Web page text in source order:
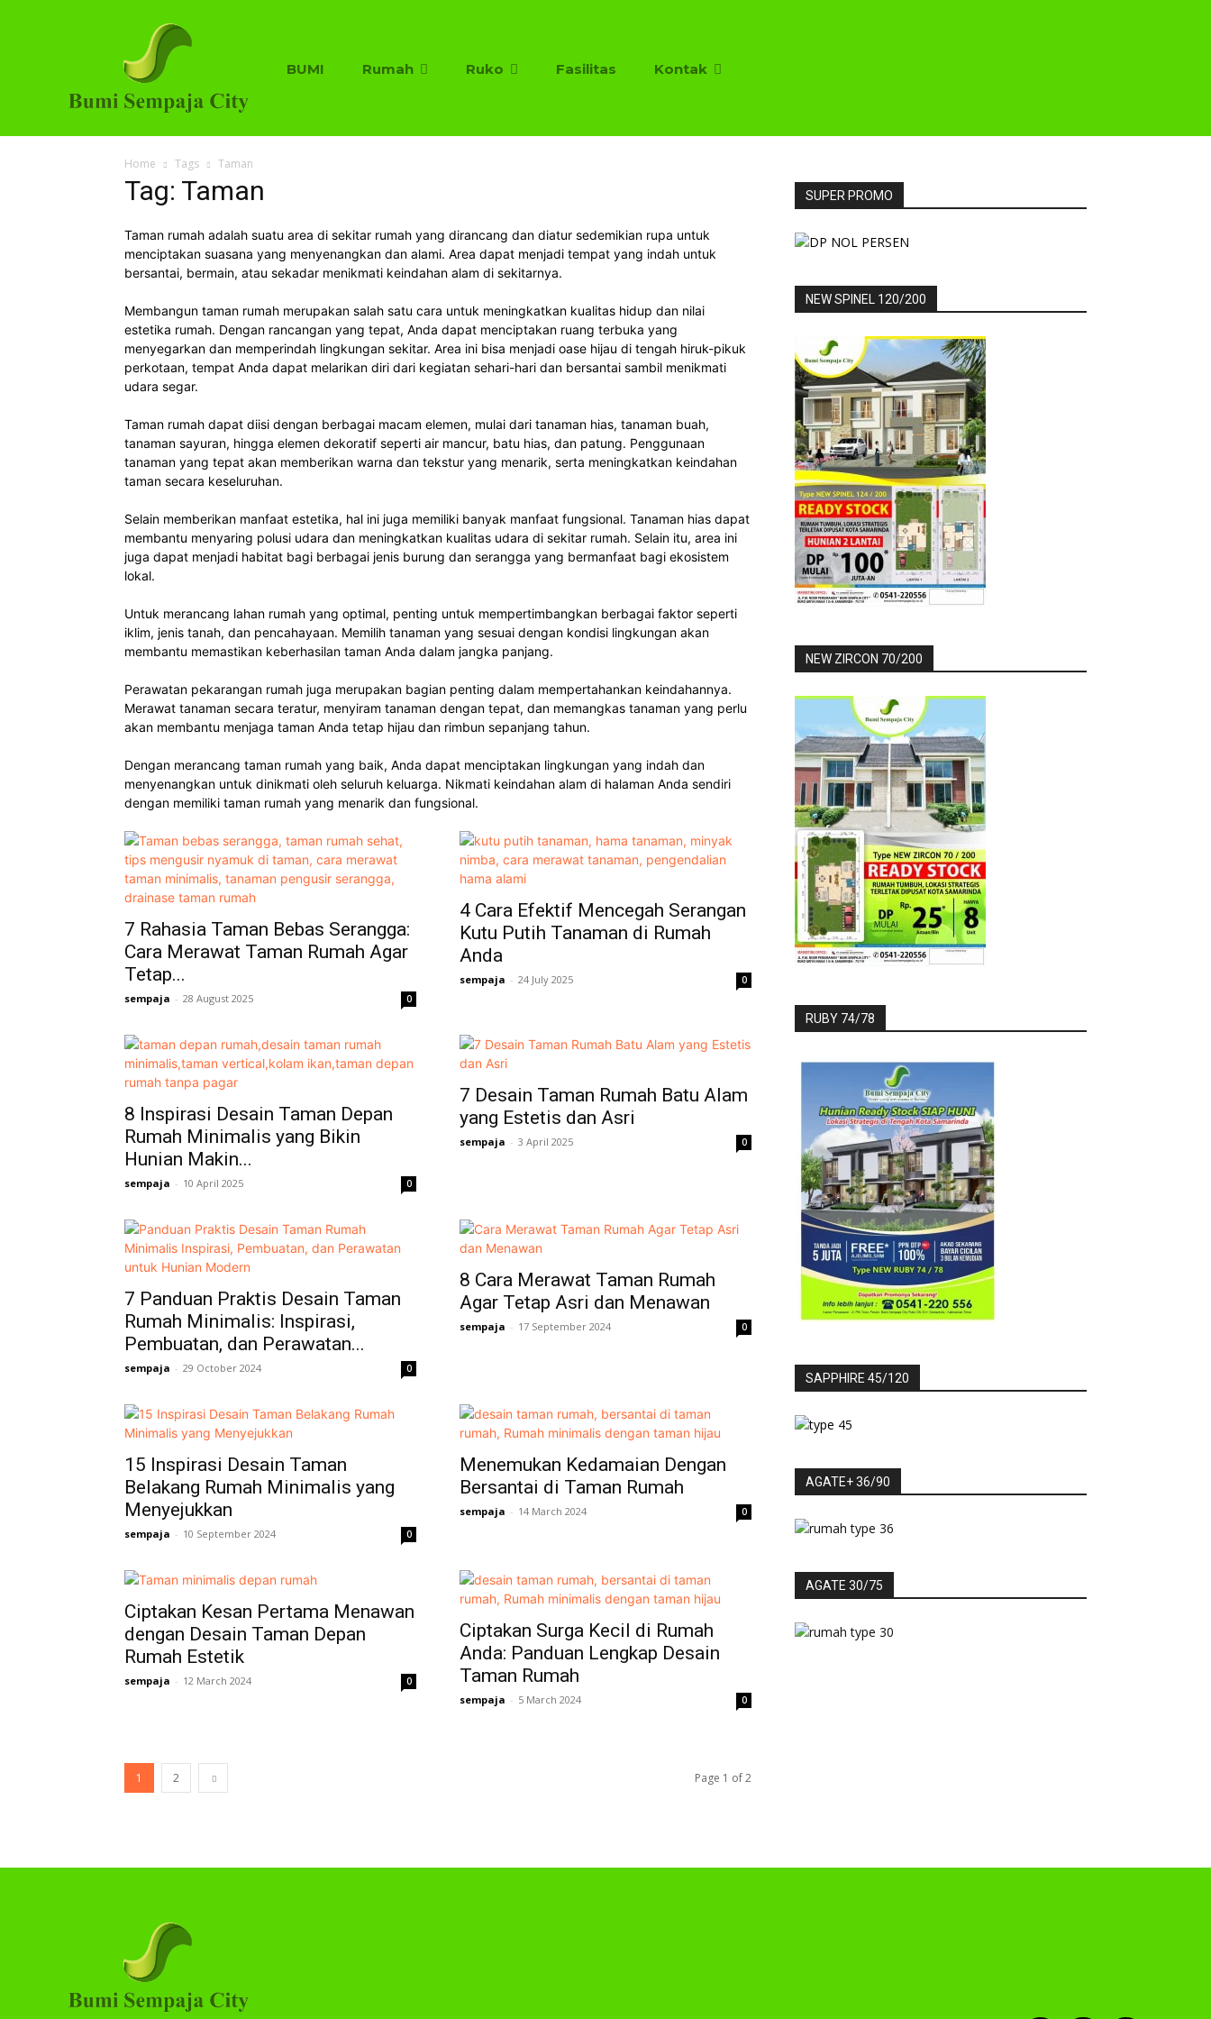
BUMI Rumah Ruko Fasilitas Kontak
Home Tags Taman
Tag: Taman
Taman rumah adalah suatu area di sekitar rumah yang dirancang dan diatur sedemikian rupa untuk
menciptakan suasana yang menyenangkan dan alami. Area dapat menjadi tempat yang indah untuk
bersantai, bermain, atau sekadar menikmati keindahan alam di sekitarnya.
Membangun taman rumah merupakan salah satu cara untuk meningkatkan kualitas hidup dan nilai
estetika rumah. Dengan rancangan yang tepat, Anda dapat menciptakan ruang terbuka yang
menyegarkan dan memperindah lingkungan sekitar. Area ini bisa menjadi oase hijau di tengah hiruk-pikuk
perkotaan, tempat Anda dapat melarikan diri dari kegiatan sehari-hari dan bersantai sambil menikmati
udara segar.
Taman rumah dapat diisi dengan berbagai macam elemen, mulai dari tanaman hias, tanaman buah,
tanaman sayuran, hingga elemen dekoratif seperti air mancur, batu hias, dan patung. Penggunaan
tanaman yang tepat akan memberikan warna dan tekstur yang menarik, serta meningkatkan keindahan
taman secara keseluruhan.
Selain memberikan manfaat estetika, hal ini juga memiliki banyak manfaat fungsional. Tanaman hias dapat
membantu menyaring polusi udara dan meningkatkan kualitas udara di sekitar rumah. Selain itu, area ini
juga dapat menjadi habitat bagi berbagai jenis burung dan serangga yang bermanfaat bagi ekosistem
lokal.
Untuk merancang lahan rumah yang optimal, penting untuk mempertimbangkan berbagai faktor seperti
iklim, jenis tanah, dan pencahayaan. Memilih tanaman yang sesuai dengan kondisi lingkungan akan
membantu memastikan keberhasilan taman Anda dalam jangka panjang.
Perawatan pekarangan rumah juga merupakan bagian penting dalam mempertahankan keindahannya.
Merawat tanaman secara teratur, menyiram tanaman dengan tepat, dan memangkas tanaman yang perlu
akan membantu menjaga taman Anda tetap hijau dan rimbun sepanjang tahun.
Dengan merancang taman rumah yang baik, Anda dapat menciptakan lingkungan yang indah dan
menyenangkan untuk dinikmati oleh seluruh keluarga. Nikmati keindahan alam di halaman Anda sendiri
dengan memiliki taman rumah yang menarik dan fungsional.
7 Rahasia Taman Bebas Serangga:
Cara Merawat Taman Rumah Agar
Tetap...
sempaja - 28 August 2025 0
4 Cara Efektif Mencegah Serangan
Kutu Putih Tanaman di Rumah
Anda
sempaja - 24 July 2025 0
8 Inspirasi Desain Taman Depan
Rumah Minimalis yang Bikin
Hunian Makin...
sempaja - 10 April 2025 0
7 Desain Taman Rumah Batu Alam
yang Estetis dan Asri
sempaja - 3 April 2025 0
7 Panduan Praktis Desain Taman
Rumah Minimalis: Inspirasi,
Pembuatan, dan Perawatan...
sempaja - 29 October 2024 0
8 Cara Merawat Taman Rumah
Agar Tetap Asri dan Menawan
sempaja - 17 September 2024 0
15 Inspirasi Desain Taman
Belakang Rumah Minimalis yang
Menyejukkan
sempaja - 10 September 2024 0
Menemukan Kedamaian Dengan
Bersantai di Taman Rumah
sempaja - 14 March 2024 0
Ciptakan Kesan Pertama Menawan
dengan Desain Taman Depan
Rumah Estetik
sempaja - 12 March 2024 0
Ciptakan Surga Kecil di Rumah
Anda: Panduan Lengkap Desain
Taman Rumah
sempaja - 5 March 2024 0
1 2 Page 1 of 2
SUPER PROMO
NEW SPINEL 120/200
NEW ZIRCON 70/200
RUBY 74/78
SAPPHIRE 45/120
AGATE+ 36/90
AGATE 30/75